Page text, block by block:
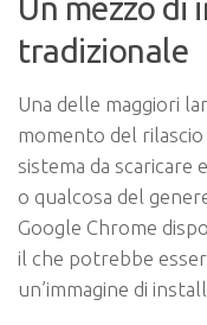
Un mezzo di
tradizionale
Una delle maggiori
momento del rilascio
sistema da scaricare
o qualcosa del
Google Chrome
il che potrebbe
un’immagine di